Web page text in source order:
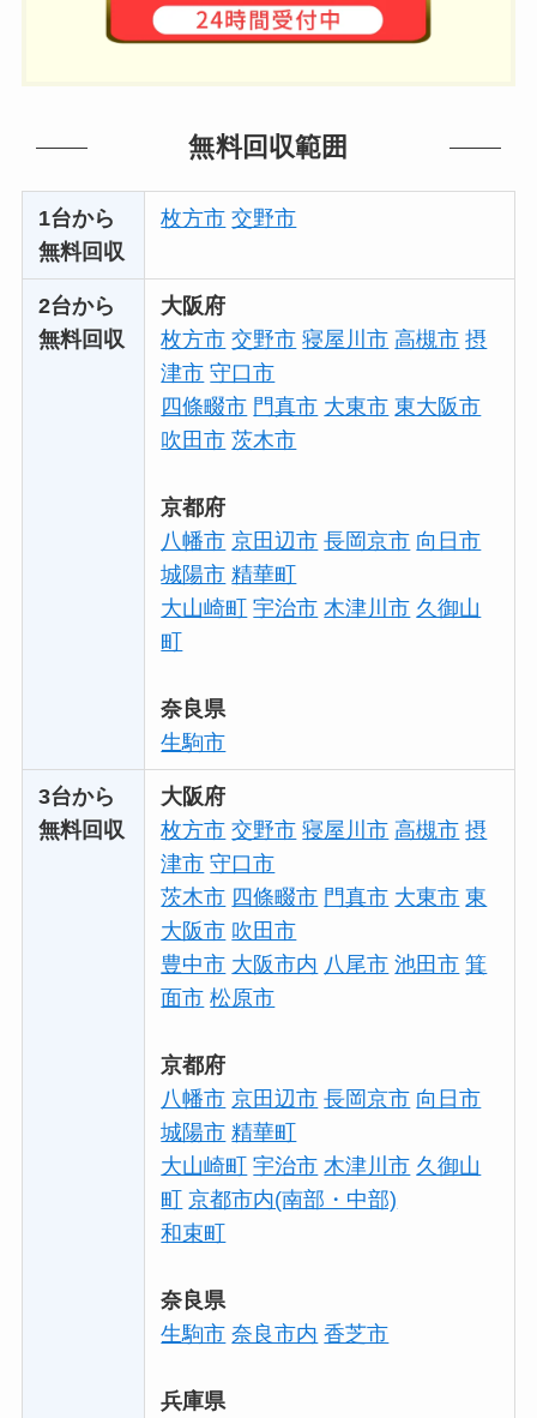
無料回収範囲
1台から
無料回収
枚方市 交野市
2台から
無料回収
大阪府
枚方市 交野市 寝屋川市 高槻市 摂
津市 守口市
四條畷市 門真市 大東市 東大阪市
吹田市 茨木市
京都府
八幡市 京田辺市 長岡京市 向日市
城陽市 精華町
大山崎町
宇治市 木津川市 久御山
町
奈良県
生駒市
3台から
無料回収
大阪府
枚方市 交野市 寝屋川市 高槻市 摂
津市 守口市
茨木市 四條畷市 門真市 大東市 東
大阪市 吹田市
豊中市 大阪市内 八尾市 池田市 箕
面市 松原市
京都府
八幡市 京田辺市 長岡京市 向日市
城陽市 精華町
大山崎町
宇治市 木津川市 久御山
町
京都市内(南部・中部)
和束町
奈良県
生駒市 奈良市内 香芝市
兵庫県